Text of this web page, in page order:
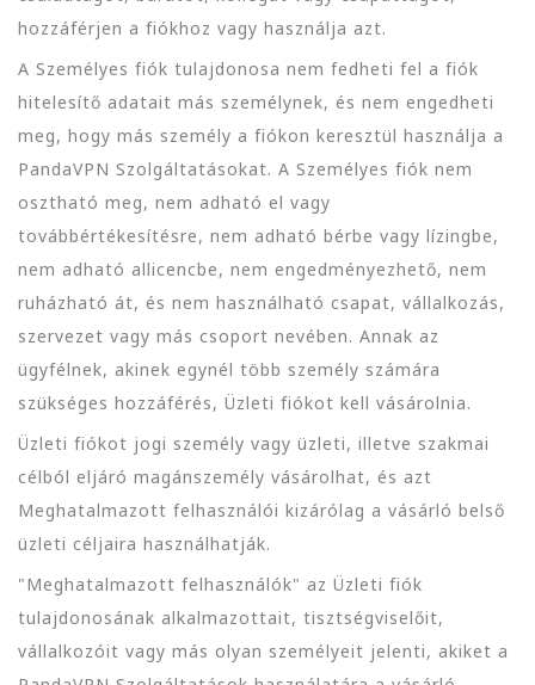
hozzáférjen a fiókhoz vagy használja azt.
A Személyes fiók tulajdonosa nem fedheti fel a fiók
hitelesítő adatait más személynek, és nem engedheti
meg, hogy más személy a fiókon keresztül használja a
PandaVPN Szolgáltatásokat. A Személyes fiók nem
osztható meg, nem adható el vagy
továbbértékesítésre, nem adható bérbe vagy lízingbe,
nem adható allicencbe, nem engedményezhető, nem
ruházható át, és nem használható csapat, vállalkozás,
szervezet vagy más csoport nevében. Annak az
ügyfélnek, akinek egynél több személy számára
szükséges hozzáférés, Üzleti fiókot kell vásárolnia.
Üzleti fiókot jogi személy vagy üzleti, illetve szakmai
célból eljáró magánszemély vásárolhat, és azt
Meghatalmazott felhasználói kizárólag a vásárló belső
üzleti céljaira használhatják.
"Meghatalmazott felhasználók" az Üzleti fiók
tulajdonosának alkalmazottait, tisztségviselőit,
vállalkozóit vagy más olyan személyeit jelenti, akiket a